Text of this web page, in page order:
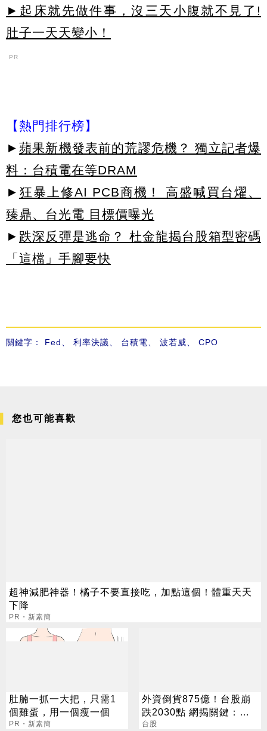
►起床就先做件事，沒三天小腹就不見了!
肚子一天天變小！
PR
【熱門排行榜】
► 蘋果新機發表前的荒謬危機？ 獨立記者爆
料：台積電在等DRAM
► 狂暴上修AI PCB商機！ 高盛喊買台燿、
臻鼎、台光電 目標價曝光
► 跌深反彈是逃命？ 杜金龍揭台股箱型密碼
「這檔」手腳要快
關鍵字： Fed 利率決議 台積電 波若威 CPO
您也可能喜歡
超神減肥神器！橘子不要直接吃，加點這個！體重天天
下降
PR・新素簡
肚腩一抓一大把，只需1
個雞蛋，用一個瘦一個
PR・新素簡
外資倒貨875億！台股崩
跌2030點 網揭關鍵：沒
人接
台股